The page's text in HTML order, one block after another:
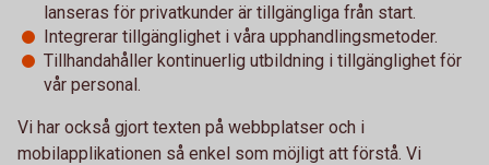
lanseras för privatkunder är tillgängliga från start.
Integrerar tillgänglighet i våra upphandlingsmetoder.
Tillhandahåller kontinuerlig utbildning i tillgänglighet för
vår personal.
Vi har också gjort texten på webbplatser och i
mobilapplikationen så enkel som möjligt att förstå. Vi